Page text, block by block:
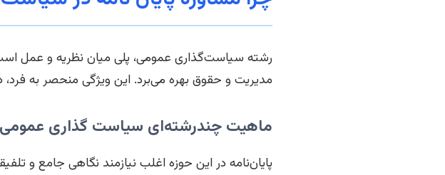
رشته سیاست‌گذاری عمومی، پلی میان نظریه و عمل
مدیریت و حقوق بهره می‌برد. این ویژگی منحصر به فرد،
ماهیت چندرشته‌ای سیاست گذاری عمومی
پایان‌نامه در این حوزه اغلب نیازمند نگاهی جامع